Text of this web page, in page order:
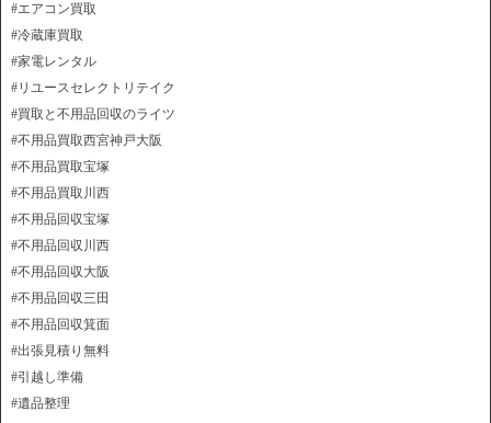
#エアコン買取
#冷蔵庫買取
#家電レンタル
#リユースセレクトリテイク
#買取と不用品回収のライツ
#不用品買取西宮神戸大阪
#不用品買取宝塚
#不用品買取川西
#不用品回収宝塚
#不用品回収川西
#不用品回収大阪
#不用品回収三田
#不用品回収箕面
#出張見積り無料
#引越し準備
#遺品整理